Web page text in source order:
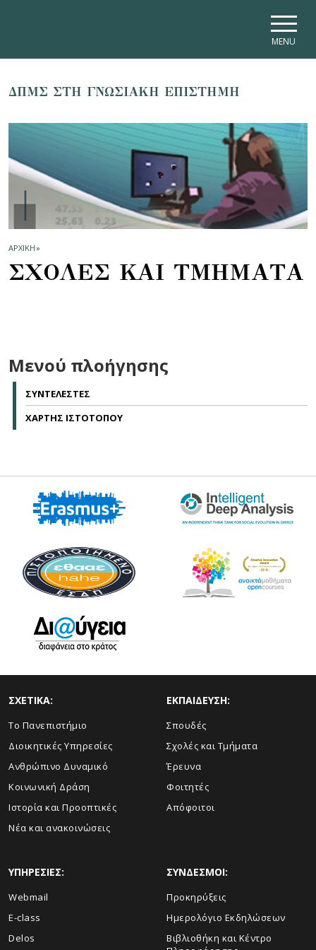
MENU
ΔΠΜΣ ΣΤΗ ΓΝΩΣΙΑΚΗ ΕΠΙΣΤΗΜΗ
ΑΡΧΙΚΗ»
ΣΧΟΛΕΣ ΚΑΙ ΤΜΗΜΑΤΑ
Μενού πλοήγησης
ΣΥΝΤΕΛΕΣΤΕΣ
ΧΑΡΤΗΣ ΙΣΤΟΤΟΠΟΥ
ΣΧΕΤΙΚΑ:
Το Πανεπιστήμιο
Διοικητικές Υπηρεσίες
Ανθρώπινο Δυναμικό
Κοινωνική Δράση
Ιστορία και Προοπτικές
Νέα και ανακοινώσεις
ΕΚΠΑΙΔΕΥΣΗ:
Σπουδές
Σχολές και Τμήματα
Έρευνα
Φοιτητές
Απόφοιτοι
ΥΠΗΡΕΣΙΕΣ:
Webmail
E-class
Delos
ΣΥΝΔΕΣΜΟΙ:
Προκηρύξεις
Ημερολόγιο Εκδηλώσεων
Βιβλιοθήκη και Κέντρο